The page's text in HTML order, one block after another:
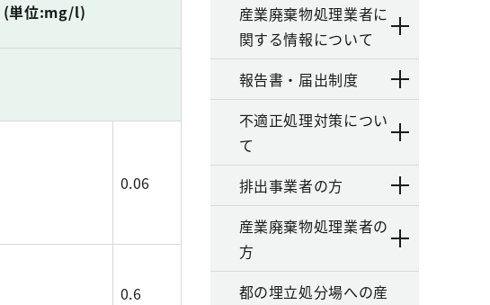
(単位:mg/l)
0.06
0.6
産業廃棄物処理業者に
関する情報について
報告書・届出制度
不適正処理対策につい
て
排出事業者の方
産業廃棄物処理業者の
方
都の埋立処分場への産